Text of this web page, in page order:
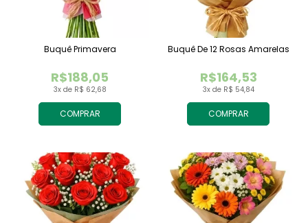
COMPRAR
3x de R$ 62,68
R$188,05
Buquê Primavera
COMPRAR
3x de R$ 54,84
R$164,53
Buquê De 12 Rosas Amarelas